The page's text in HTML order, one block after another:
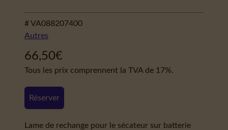
# VA088207400
Autres
66,50€
Tous les prix comprennent la TVA de 17%.
Réserver
Lame de rechange pour le sécateur sur batterie